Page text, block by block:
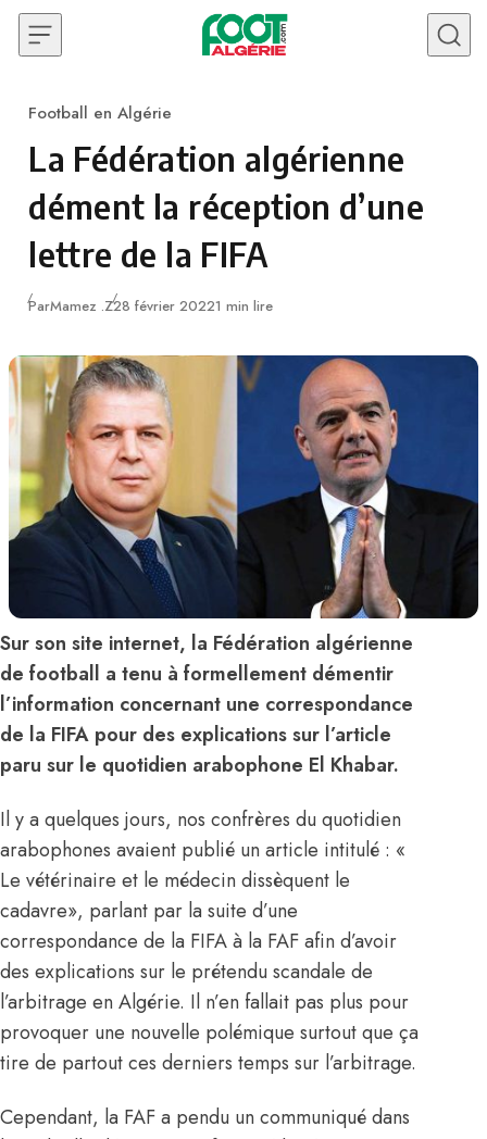
Skip to content
Category
Football en Algérie
La Fédération algérienne
dément la réception d’une
lettre de la FIFA
ParMamez .ZPublié
28 février 20221 min lire
Sur son site internet, la Fédération algérienne
de football a tenu à formellement démentir
l’information concernant une correspondance
de la FIFA pour des explications sur l’article
paru sur le quotidien arabophone El Khabar.
Il y a quelques jours, nos confrères du quotidien
arabophones avaient publié un article intitulé : «
Le vétérinaire et le médecin dissèquent le
cadavre», parlant par la suite d’une
correspondance de la FIFA à la FAF afin d’avoir
des explications sur le prétendu scandale de
l’arbitrage en Algérie. Il n’en fallait pas plus pour
provoquer une nouvelle polémique surtout que ça
tire de partout ces derniers temps sur l’arbitrage.
Cependant, la FAF a pendu un communiqué dans